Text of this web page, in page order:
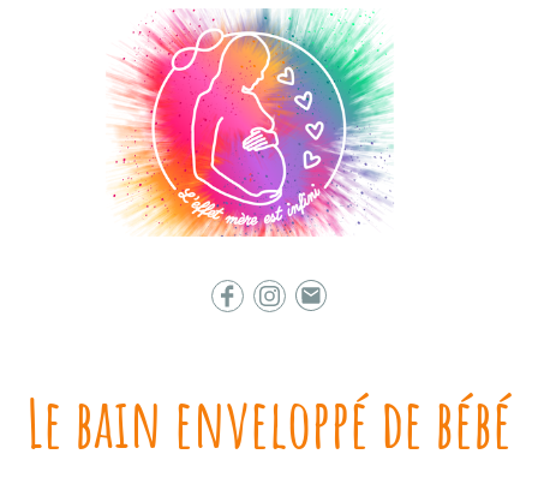
Le bain enveloppé de bébé